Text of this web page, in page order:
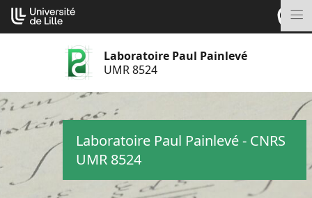
Aller
au
contenu
Laboratoire Paul Painlevé
UMR 8524
Laboratoire Paul Painlevé - CNRS
UMR 8524
Cookies management panel